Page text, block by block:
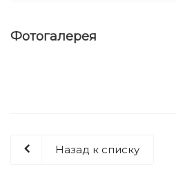
Фотогалерея
Назад к списку